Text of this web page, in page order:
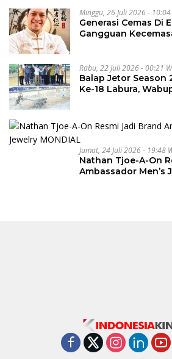
Minggu, 26 Juli 2026 - 10:04
Generasi Cemas Di
Gangguan
Rabu, 22 Juli 2026 - 00:21
Balap Jetor Season
Ke-18 Labura,
Jumat, 24 Juli 2026 - 19:48
Nathan Tjoe-A-On
Ambassador Men’s